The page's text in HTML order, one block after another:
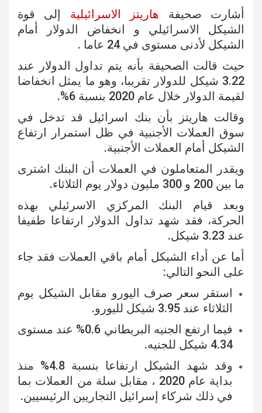
أشارت صحيفة هاريتز الاسرائيلية إلى قوة
الشيكل الاسرائيلي و انخفاض الدولار أمام
الشيكل لأدنى مستوى في 24 عاما .
حيث قالت الصحيفة بأنه يتم تداول الدولار عند
3.22 شيكل للدولار تقريبا، وهو ما يمثل انخفاضا
لقيمة الدولار خلال عام 2020 بنسبة 6%.
وقالت هاريتز بأن بنك اسرائيل قد تدخل في
سوق العملات الأجنبية في ظل استمرار ارتفاع
الشيكل أمام العملات الأجنبية.
ويقدر المتعاملون في العملات أن البنك اشترى
ما بين 200 و 300 مليون دولار يوم الثلاثاء.
وبعد قيام البنك المركزي الاسرئيلي بهذه
الحركة، فقد شهد تداول الدولار ارتفاعا طفيفا
عند 3.23 شيكل.
أما عن أداء الشيكل أمام باقي العملات فقد جاء
على النحو التالي:
استقر سعر صرف اليورو مقابل الشيكل يوم
الثلاثاء عند 3.95 شيكل لليورو.
فيما ارتفع الجنيه البريطاني 0.6% عند مستوى
4.34 شيكل للجنيه.
وقد شهد الشيكل ارتفاعا بنسبة 4.8% منذ
بداية عام 2020 ، مقابل سلة من العملات بما
في ذلك شركاء إسرائيل التجاريين الرئيسيين.